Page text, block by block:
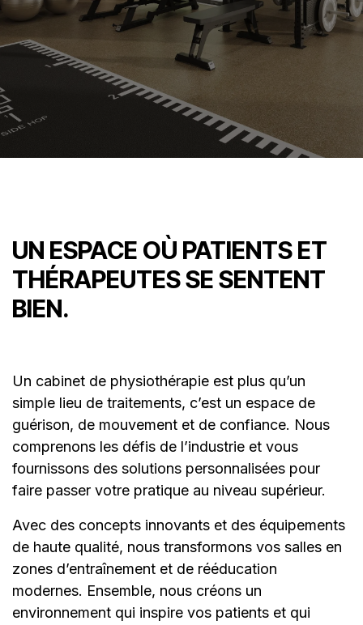
UN ESPACE OÙ PATIENTS ET
THÉRAPEUTES SE SENTENT
BIEN.
Un cabinet de physiothérapie est plus qu’un
simple lieu de traitements, c’est un espace de
guérison, de mouvement et de confiance. Nous
comprenons les défis de l’industrie et vous
fournissons des solutions personnalisées pour
faire passer votre pratique au niveau supérieur.
Avec des concepts innovants et des équipements
de haute qualité, nous transformons vos salles en
zones d’entraînement et de rééducation
modernes. Ensemble, nous créons un
environnement qui inspire vos patients et qui